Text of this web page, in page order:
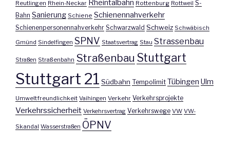
Reutlingen Rhein-Neckar Rheintalbahn Rottenburg Rottweil S-
Bahn Sanierung Schiene Schienennahverkehr
Schienenpersonennahverkehr Schwarzwald Schweiz Schwäbisch
Gmünd Sindelfingen SPNV Staatsvertrag Stau Strassenbau
Straßen Straßenbahn Straßenbau Stuttgart
Stuttgart 21 Südbahn Tempolimit Tübingen Ulm
Umweltfreundlichkeit Vaihingen Verkehr Verkehrsprojekte
Verkehrssicherheit Verkehrsvertrag Verkehrswege VW VW-
Skandal Wasserstraßen ÖPNV